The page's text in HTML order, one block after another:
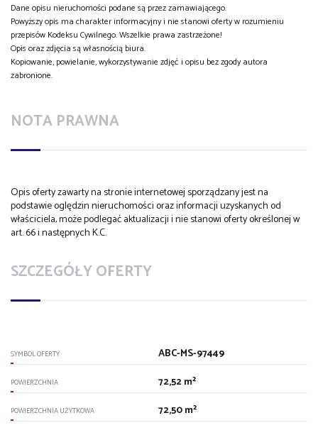
Dane opisu nieruchomości podane są przez zamawiającego.
Powyższy opis ma charakter informacyjny i nie stanowi oferty w rozumieniu
przepisów Kodeksu Cywilnego. Wszelkie prawa zastrzeżone!
Opis oraz zdjęcia są własnością biura.
Kopiowanie, powielanie, wykorzystywanie zdjęć i opisu bez zgody autora
zabronione.
NOTA PRAWNA
Opis oferty zawarty na stronie internetowej sporządzany jest na
podstawie oględzin nieruchomości oraz informacji uzyskanych od
właściciela, może podlegać aktualizacji i nie stanowi oferty określonej w
art. 66 i następnych K.C.
SZCZEGÓŁY OFERTY
SYMBOL OFERTY ABC-MS-97449
POWIERZCHNIA 72,52 m²
POWIERZCHNIA UŻYTKOWA 72,50 m²